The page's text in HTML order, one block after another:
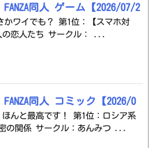
FANZA同人 ゲーム【2026/07/2
かワイでも？ 第1位：【スマホ対
の恋人たち サークル： ...
FANZA同人 コミック【2026/0
ほんと最高です！ 第1位：ロシア系
の関係 サークル：あんみつ ...